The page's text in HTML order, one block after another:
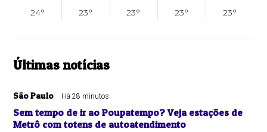
24°
23°
23°
23°
23°
Últimas notícias
São Paulo Há 28 minutos
Sem tempo de ir ao Poupatempo? Veja estações de
Metrô com totens de autoatendimento